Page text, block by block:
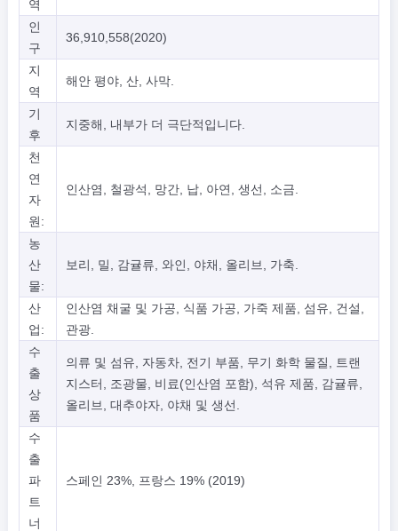
역
인
구
36,910,558(2020)
지
역
해안 평야, 산, 사막.
기
후
지중해, 내부가 더 극단적입니다.
천
연
자
원:
인산염, 철광석, 망간, 납, 아연, 생선, 소금.
농
산
물:
보리, 밀, 감귤류, 와인, 야채, 올리브, 가축.
산
업:
인산염 채굴 및 가공, 식품 가공, 가죽 제품, 섬유, 건설,
관광.
수
출
상
품
의류 및 섬유, 자동차, 전기 부품, 무기 화학 물질, 트랜
지스터, 조광물, 비료(인산염 포함), 석유 제품, 감귤류,
올리브, 대추야자, 야채 및 생선.
수
출
파
트
너
스페인 23%, 프랑스 19% (2019)